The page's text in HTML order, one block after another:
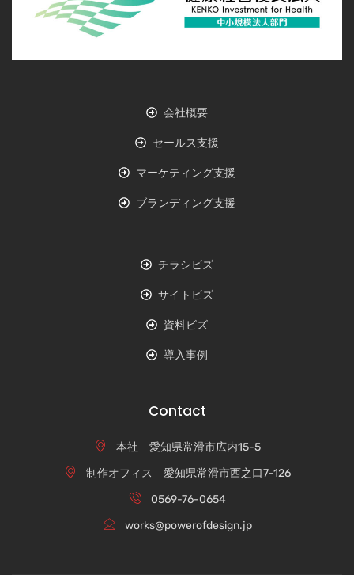
会社概要
セールス支援
マーケティング支援
ブランディング支援
チラシビズ
サイトビズ
資料ビズ
導入事例
Contact
本社 愛知県常滑市広内15-5
制作オフィス 愛知県常滑市西之口7-126
0569-76-0654
works@powerofdesign.jp